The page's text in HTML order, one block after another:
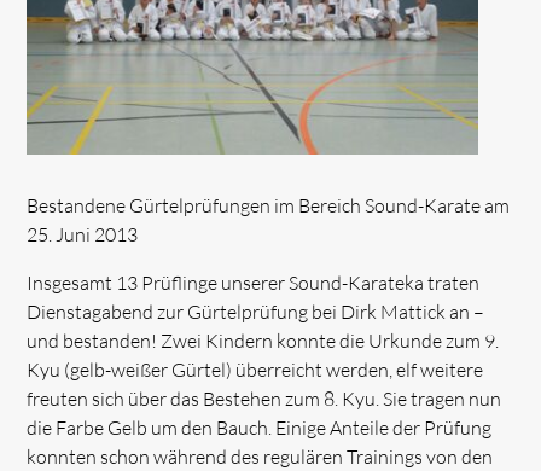
Bestandene Gürtelprüfungen im Bereich Sound-Karate am
25. Juni 2013
Insgesamt 13 Prüflinge unserer Sound-Karateka traten
Dienstagabend zur Gürtelprüfung bei Dirk Mattick an –
und bestanden! Zwei Kindern konnte die Urkunde zum 9.
Kyu (gelb-weißer Gürtel) überreicht werden, elf weitere
freuten sich über das Bestehen zum 8. Kyu. Sie tragen nun
die Farbe Gelb um den Bauch. Einige Anteile der Prüfung
konnten schon während des regulären Trainings von den